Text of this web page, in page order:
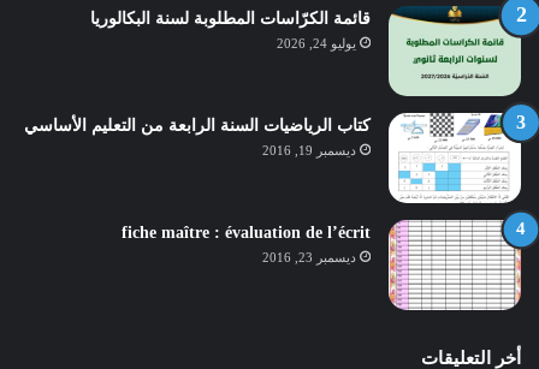
قائمة الكرّاسات المطلوبة لسنة البكالوريا
يوليو 24, 2026
كتاب الرياضيات السنة الرابعة من التعليم الأساسي
ديسمبر 19, 2016
fiche maître : évaluation de l’écrit
ديسمبر 23, 2016
أخر التعليقات